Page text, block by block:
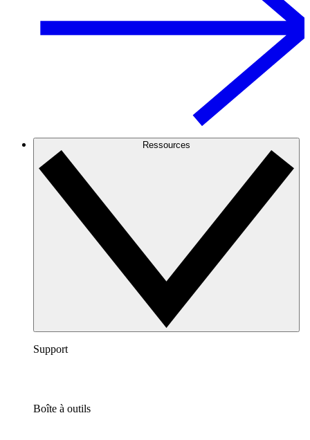
Ressources
Support
Boîte à outils